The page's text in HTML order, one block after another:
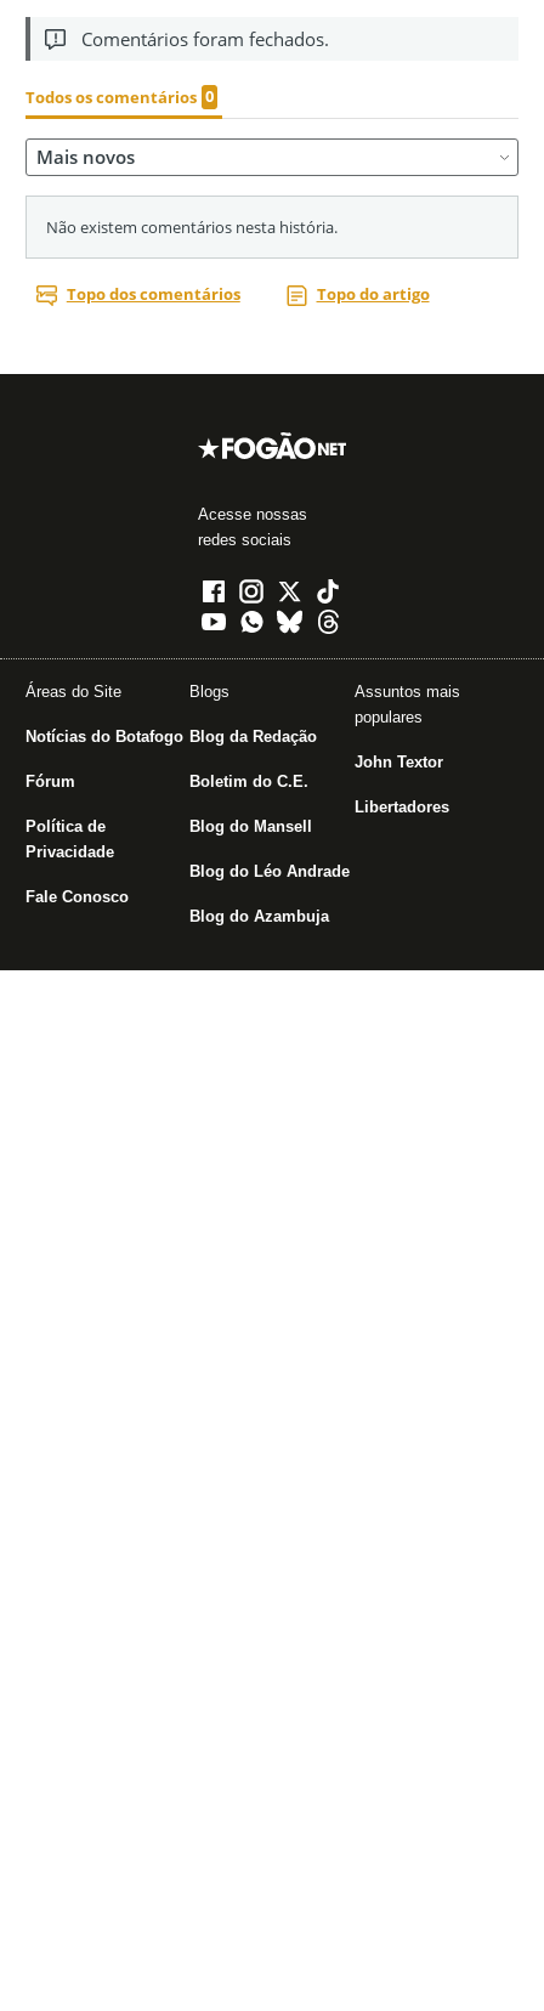
Acesse nossas
redes sociais
Áreas do Site
Notícias do Botafogo
Fórum
Política de
Privacidade
Fale Conosco
Blogs
Blog da Redação
Boletim do C.E.
Blog do Mansell
Blog do Léo Andrade
Blog do Azambuja
Assuntos mais
populares
John Textor
Libertadores